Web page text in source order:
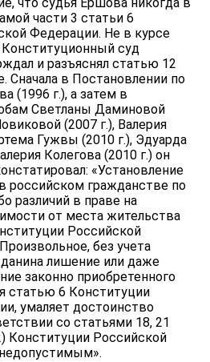
что судья Ершова никогда в
части 3 статьи 6
Федерации. Не в курсе
Конституционный суд
и разъяснял статью 12
Сначала в Постановлении по
(1996 г.), а затем в
Светланы Даминовой
(2007 г.), Валерия
Гужвы (2010 г.), Эдуарда
Колегова (2010 г.) он
«Установление
российском гражданстве по
различий в праве на
от места жительства
Российской
без учета
лишение или даже
законно приобретенного
статью 6 Конституции
умаляет достоинство
со статьями 18, 21
Конституции Российской